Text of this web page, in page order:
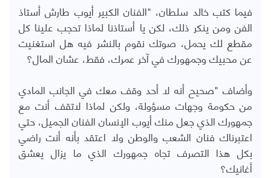
فيما كتب خالد سلطان، "الفنان الكبير أيوب طارش أستاذ
الفن ومن ينكر ذلك، لكن يا أستاذنا لماذا تحجب علينا كل
مقطع لك يحمل، صوتك نقوم بالنشر فيه هل استغنيت
عن محبيك وجمهورك في آخر عمرك، فقط، عشان المال؟
وأضاف "صحيح أنه لا أحد وقف معك في الجانب المادي
من حكومة وجهات مسؤولة، ولكن لماذا لاتقف أنت مع
جمهورك الذي جعل منك أيوب الإنسان الفنان الجميل، حتي
اعتبرناك فنان الشعب والوطن ولا اعتقد بأنه أنت راضي
بكل هذا التصرف تجاه جمهورك الذي ما يزال يعشق
أغانيك؟